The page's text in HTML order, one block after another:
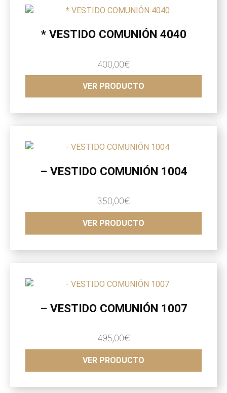
* VESTIDO COMUNIÓN 4040
400,00€
VER PRODUCTO
– VESTIDO COMUNIÓN 1004
350,00€
VER PRODUCTO
– VESTIDO COMUNIÓN 1007
495,00€
VER PRODUCTO